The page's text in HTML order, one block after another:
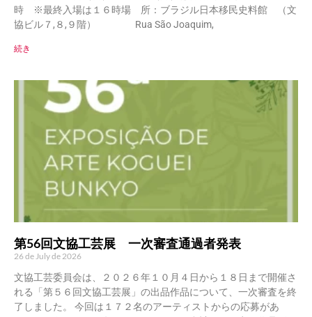
時 ※最終入場は１６時場 所：ブラジル日本移民史料館 （文
協ビル７,８,９階） Rua São Joaquim,
続き
第56回文協工芸展 一次審査通過者発表
26 de July de 2026
文協工芸委員会は、２０２６年１０月４日から１８日まで開催さ
れる「第５６回文協工芸展」の出品作品について、一次審査を終
了しました。 今回は１７２名のアーティストからの応募があ